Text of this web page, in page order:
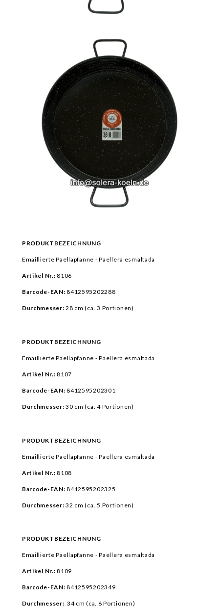
PRODUKTBEZEICHNUNG
Emaillierte Paellapfanne - Paellera esmaltada
Artikel Nr.:8106
Barcode-EAN: 8412595202288
Durchmesser: 28 cm (ca.3 Portionen)
PRODUKTBEZEICHNUNG
Emaillierte Paellapfanne - Paellera esmaltada
Artikel Nr.:8107
Barcode-EAN: 8412595202301
Durchmesser: 30 cm (ca.4 Portionen)
PRODUKTBEZEICHNUNG
Emaillierte Paellapfanne - Paellera esmaltada
Artikel Nr.:8108
Barcode-EAN: 8412595202325
Durchmesser: 32 cm (ca.5 Portionen)
PRODUKTBEZEICHNUNG
Emaillierte Paellapfanne - Paellera esmaltada
Artikel Nr.:8109
Barcode-EAN: 8412595202349
Durchmesser: 34 cm (ca. 6 Portionen)